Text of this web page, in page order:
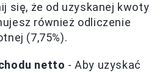
się, że od uzyskanej kwoty
również odliczenie
(7,75%).
netto - Aby uzyskać